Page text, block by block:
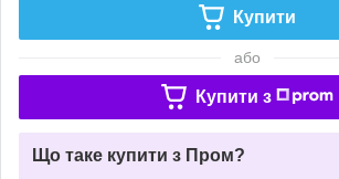
Купити
або
Купити з
Що таке купити з Пром?